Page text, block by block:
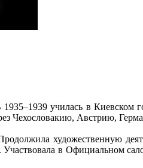
училась в
Чехословакию, Австрию,
художественную
в Официальном